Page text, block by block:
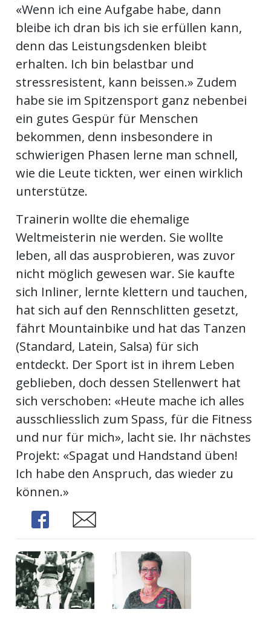
«Wenn ich eine Aufgabe habe, dann
bleibe ich dran bis ich sie erfüllen kann,
denn das Leistungsdenken bleibt
erhalten. Ich bin belastbar und
stressresistent, kann beissen.» Zudem
habe sie im Spitzensport ganz nebenbei
ein gutes Gespür für Menschen
bekommen, denn insbesondere in
schwierigen Phasen lerne man schnell,
wie die Leute tickten, wer einen wirklich
unterstütze.
Trainerin wollte die ehemalige
Weltmeisterin nie werden. Sie wollte
leben, all das ausprobieren, was zuvor
nicht möglich gewesen war. Sie kaufte
sich Inliner, lernte klettern und tauchen,
hat sich auf den Rennschlitten gesetzt,
fährt Mountainbike und hat das Tanzen
(Standard, Latein, Salsa) für sich
entdeckt. Der Sport ist in ihrem Leben
geblieben, doch dessen Stellenwert hat
sich verschoben: «Heute mache ich alles
ausschliesslich zum Spass, für die Fitness
und nur für mich», lacht sie. Ihr nächstes
Projekt: «Spagat und Handstand üben!
Ich habe den Anspruch, das wieder zu
können.»
Share
Share